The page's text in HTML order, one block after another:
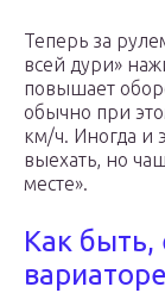
Теперь за
всей дури»
повышает
обычно при
км/ч. Иногда и
выехать, но
месте».
Как быть,
вариаторе